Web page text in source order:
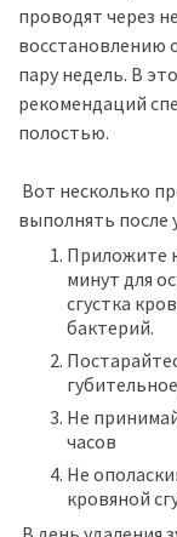
проводят через
восстановлению
пару недель. В
рекомендаций
полостью.
Вот несколько
выполнять после
Приложите
минут для
сгустка
бактерий.
Не
часов
Не
кровяной